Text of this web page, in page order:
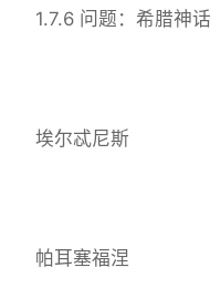
1.7.6 问题：希腊神
埃尔忒尼斯
帕耳塞福涅